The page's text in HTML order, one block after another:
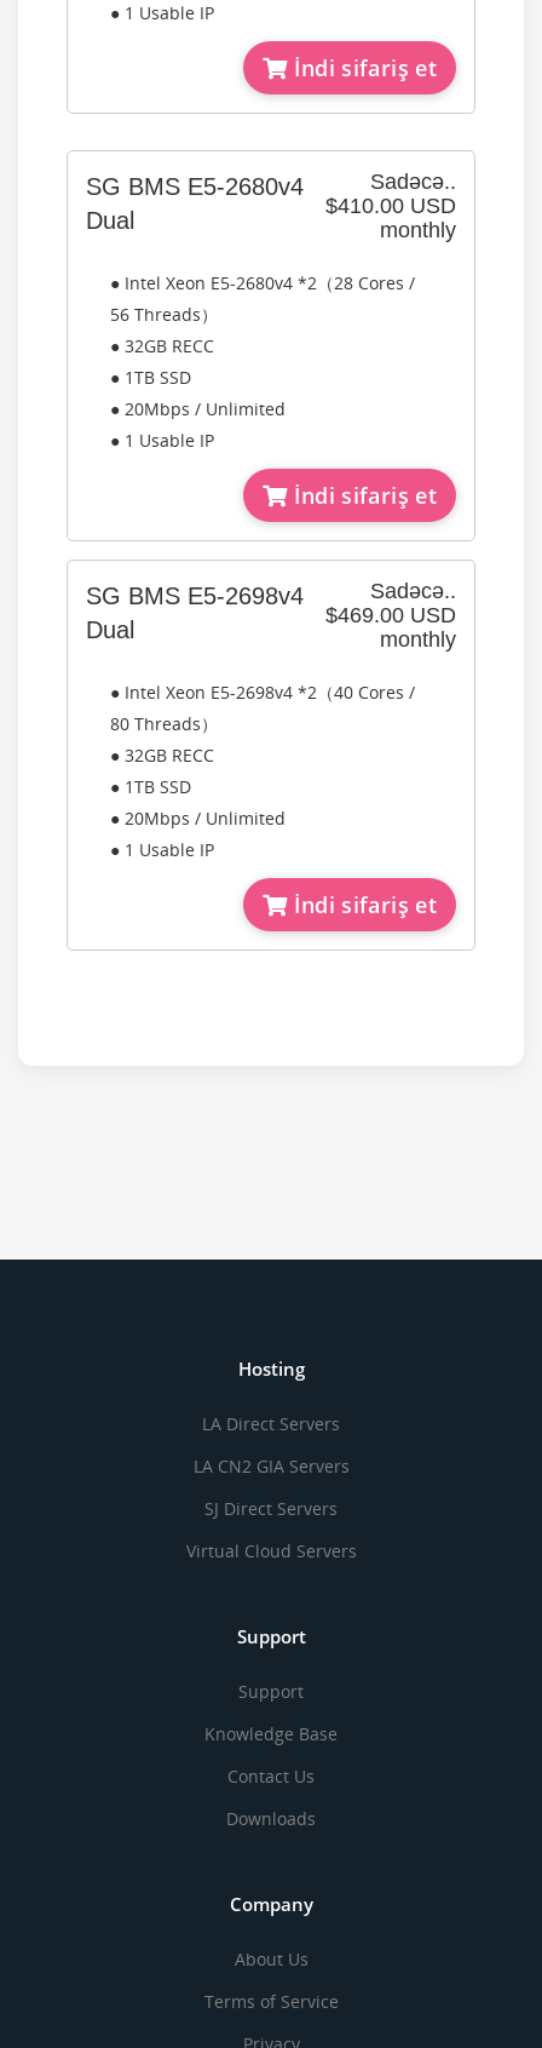
● 1 Usable IP
İndi sifariş et
Sadəcə..
$410.00 USD
monthly
SG BMS E5-2680v4
Dual
● Intel Xeon E5-2680v4 *2（28 Cores /
56 Threads）
● 32GB RECC
● 1TB SSD
● 20Mbps / Unlimited
● 1 Usable IP
İndi sifariş et
Sadəcə..
$469.00 USD
monthly
SG BMS E5-2698v4
Dual
● Intel Xeon E5-2698v4 *2（40 Cores /
80 Threads）
● 32GB RECC
● 1TB SSD
● 20Mbps / Unlimited
● 1 Usable IP
İndi sifariş et
Hosting
LA Direct Servers
LA CN2 GIA Servers
SJ Direct Servers
Virtual Cloud Servers
Support
Support
Knowledge Base
Contact Us
Downloads
Company
About Us
Terms of Service